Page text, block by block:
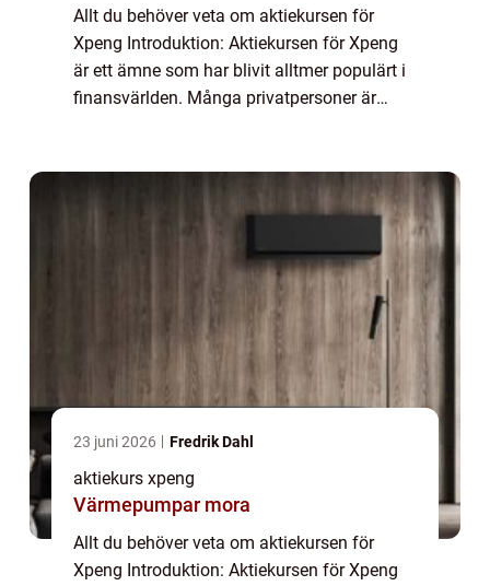
Allt du behöver veta om aktiekursen för
Xpeng Introduktion: Aktiekursen för Xpeng
är ett ämne som har blivit alltmer populärt i
finansvärlden. Många privatpersoner är
23 juni 2026 Fredrik Dahl
aktiekurs xpeng
Värmepumpar mora
Allt du behöver veta om aktiekursen för
Xpeng Introduktion: Aktiekursen för Xpeng